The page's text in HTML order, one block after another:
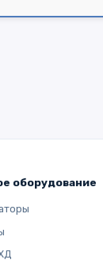
оборудование